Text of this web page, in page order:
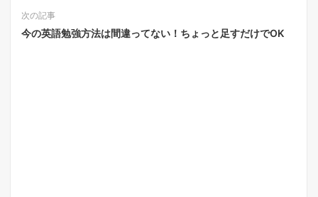
次の記事
今の英語勉強方法は間違ってない！ちょっと足すだけでOK